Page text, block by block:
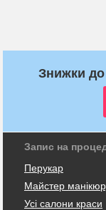
Знижки до
Запис на
Перукар
Майстер
Усі салони краси